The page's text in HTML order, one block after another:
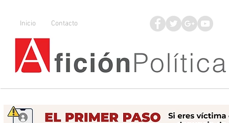
Inicio Contacto